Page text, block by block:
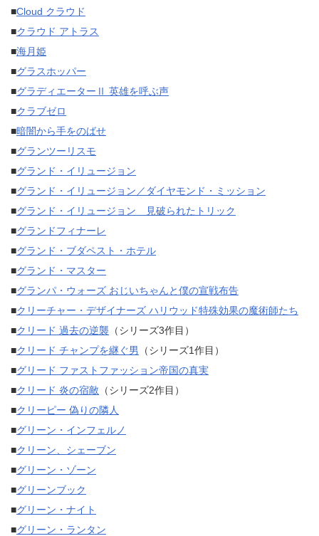
■Cloud クラウド
■クラウド アトラス
■海月姫
■グラスホッパー
■グラディエーターⅡ 英雄を呼ぶ声
■クラブゼロ
■暗闇から手をのばせ
■グランツーリスモ
■グランド・イリュージョン
■グランド・イリュージョン／ダイヤモンド・ミッション
■グランド・イリュージョン 見破られたトリック
■グランドフィナーレ
■グランド・ブダペスト・ホテル
■グランド・マスター
■グランパ・ウォーズ おじいちゃんと僕の宣戦布告
■クリーチャー・デザイナーズ ハリウッド特殊効果の魔術師たち
■クリード 過去の逆襲 （シリーズ3作目）
■クリード チャンプを継ぐ男
（シリーズ1作目）
■グリード ファストファッション帝国の真実
■クリード 炎の宿敵 （シリーズ2作目）
■クリーピー 偽りの隣人
■グリーン・インフェルノ
■クリーン、シェーブン
■グリーン・ゾーン
■グリーンブック
■グリーン・ナイト
■グリーン・ランタン